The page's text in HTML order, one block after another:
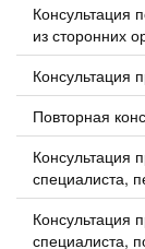
Консультация
из сторонних
Консультация
Повторная
Консультация
специалиста,
Консультация
специалиста,